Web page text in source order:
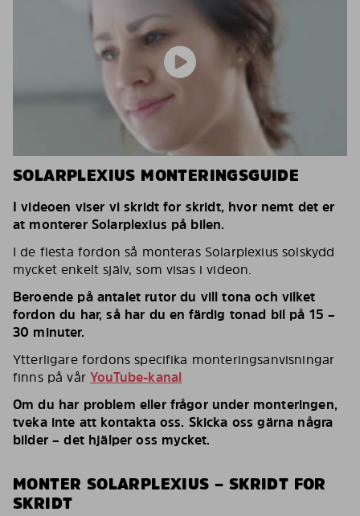
SOLARPLEXIUS MONTERINGSGUIDE
I videoen viser vi skridt for skridt, hvor nemt det er
at monterer Solarplexius på bilen.
I de flesta fordon så monteras Solarplexius solskydd
mycket enkelt själv, som visas i videon.
Beroende på antalet rutor du vill tona och vilket
fordon du har, så har du en färdig tonad bil på 15 –
30 minuter.
Ytterligare fordons specifika monteringsanvisningar
finns på vårYouTube-kanal
Om du har problem eller frågor under monteringen,
tveka inte att kontakta oss. Skicka oss gärna några
bilder – det hjälper oss mycket.
MONTER SOLARPLEXIUS – SKRIDT FOR
SKRIDT